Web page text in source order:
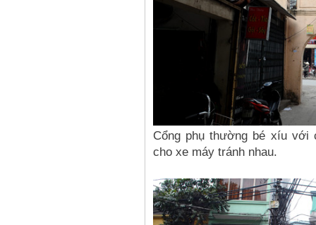
Cổng phụ thường bé xíu với
cho xe máy tránh nhau.